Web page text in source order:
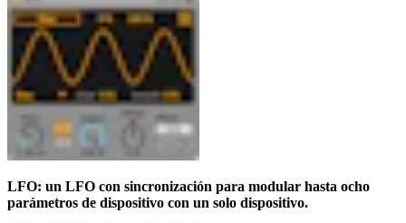
LFO: un LFO con sincronización para modular hasta ocho
parámetros de dispositivo con un solo dispositivo.